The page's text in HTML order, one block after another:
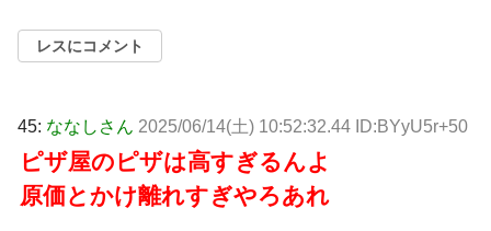
レスにコメント
45: ななしさん 2025/06/14(土) 10:52:32.44 ID:BYyU5r+50
ピザ屋のピザは高すぎるんよ
原価とかけ離れすぎやろあれ